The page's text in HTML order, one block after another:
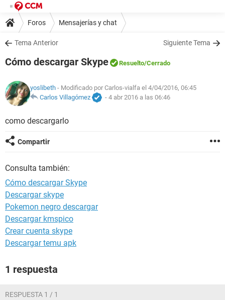
Foros Mensajerías y chat
Tema Anterior Siguiente Tema
Cómo descargar Skype Resuelto/Cerrado
yoslibeth - Modificado por Carlos-vialfa el 4/04/2016, 06:45
Carlos Villagómez
- 4 abr 2016 a las 06:46
como descargarlo
Compartir
Consulta también:
Cómo descargar Skype
Descargar skype
Pokemon negro descargar
Descargar kmspico
Crear cuenta skype
Descargar temu apk
1 respuesta
RESPUESTA 1 / 1